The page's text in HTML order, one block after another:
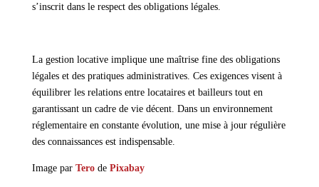
s’inscrit dans le respect des obligations légales.
La gestion locative implique une maîtrise fine des obligations
légales et des pratiques administratives. Ces exigences visent à
équilibrer les relations entre locataires et bailleurs tout en
garantissant un cadre de vie décent. Dans un environnement
réglementaire en constante évolution, une mise à jour régulière
des connaissances est indispensable.
Image par Terode Pixabay